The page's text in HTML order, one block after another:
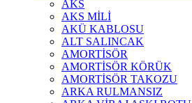
AKS
AKS MİLİ
AKÜ KABLOSU
ALT SALINCAK
AMORTİSÖR
AMORTİSÖR KÖRÜK
AMORTİSÖR TAKOZU
ARKA RULMANSIZ